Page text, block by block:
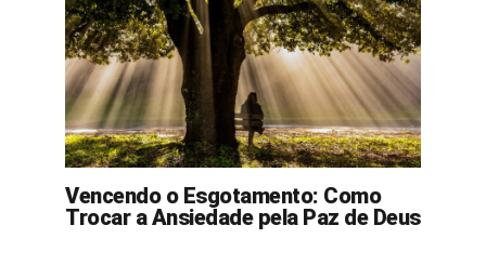
Vencendo o Esgotamento: Como
Trocar a Ansiedade pela Paz de Deus